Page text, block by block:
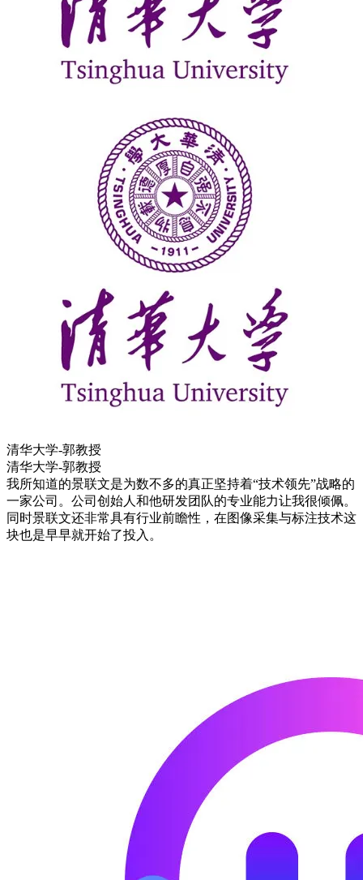
清华大学-郭教授
清华大学-郭教授
我所知道的景联文是为数不多的真正坚持着“技术领先”战略的
一家公司。公司创始人和他研发团队的专业能力让我很倾佩。
同时景联文还非常具有行业前瞻性，在图像采集与标注技术这
块也是早早就开始了投入。